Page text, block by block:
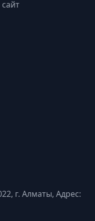
г. Алматы, Адрес: